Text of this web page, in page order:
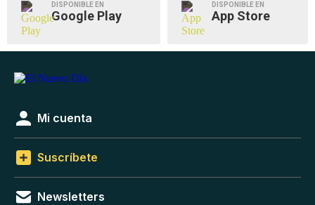
DISPONIBLE EN
Google Play
DISPONIBLE EN
App Store
Mi cuenta
Suscríbete
Newsletters